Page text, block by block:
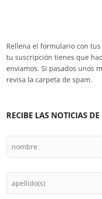
Rellena el formulario con
tu suscripción tienes que
enviamos. Si pasados unos
revisa la carpeta de spam.
RECIBE LAS NOTICIAS